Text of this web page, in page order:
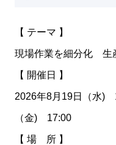
【 テーマ 】
現場作業を細分化 生
【 開催日 】
2026年8月19日（水
（金) 17:00
【 場 所 】